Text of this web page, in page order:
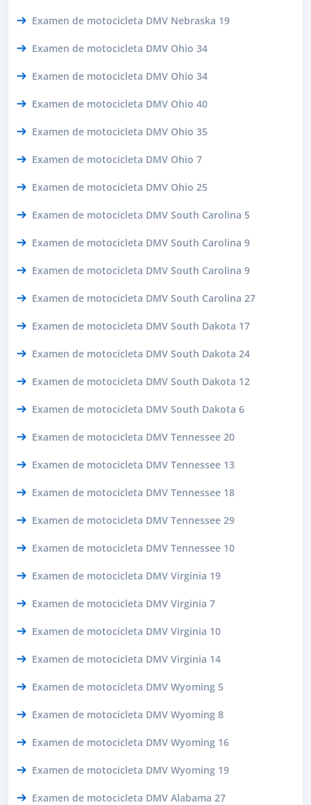
Examen de motocicleta DMV Nebraska 19
Examen de motocicleta DMV Ohio 34
Examen de motocicleta DMV Ohio 34
Examen de motocicleta DMV Ohio 40
Examen de motocicleta DMV Ohio 35
Examen de motocicleta DMV Ohio 7
Examen de motocicleta DMV Ohio 25
Examen de motocicleta DMV South Carolina 5
Examen de motocicleta DMV South Carolina 9
Examen de motocicleta DMV South Carolina 9
Examen de motocicleta DMV South Carolina 27
Examen de motocicleta DMV South Dakota 17
Examen de motocicleta DMV South Dakota 24
Examen de motocicleta DMV South Dakota 12
Examen de motocicleta DMV South Dakota 6
Examen de motocicleta DMV Tennessee 20
Examen de motocicleta DMV Tennessee 13
Examen de motocicleta DMV Tennessee 18
Examen de motocicleta DMV Tennessee 29
Examen de motocicleta DMV Tennessee 10
Examen de motocicleta DMV Virginia 19
Examen de motocicleta DMV Virginia 7
Examen de motocicleta DMV Virginia 10
Examen de motocicleta DMV Virginia 14
Examen de motocicleta DMV Wyoming 5
Examen de motocicleta DMV Wyoming 8
Examen de motocicleta DMV Wyoming 16
Examen de motocicleta DMV Wyoming 19
Examen de motocicleta DMV Alabama 27